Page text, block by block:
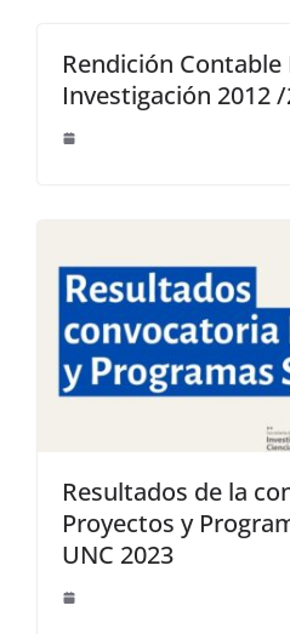
Rendición Contable Proyectos de
Investigación 2012
Resultados de la convocatoria a
Proyectos y
UNC 2023